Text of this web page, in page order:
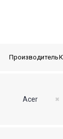
Производитель
Acer ✖